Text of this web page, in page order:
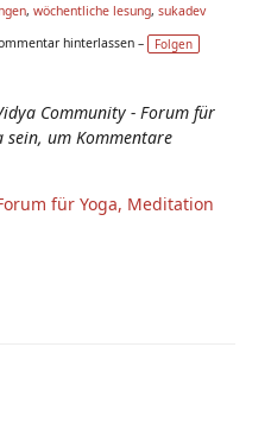
, wöchentliche lesung, sukadev
hinterlassen –
Folgen
Community - Forum für
sein, um Kommentare
für Yoga, Meditation